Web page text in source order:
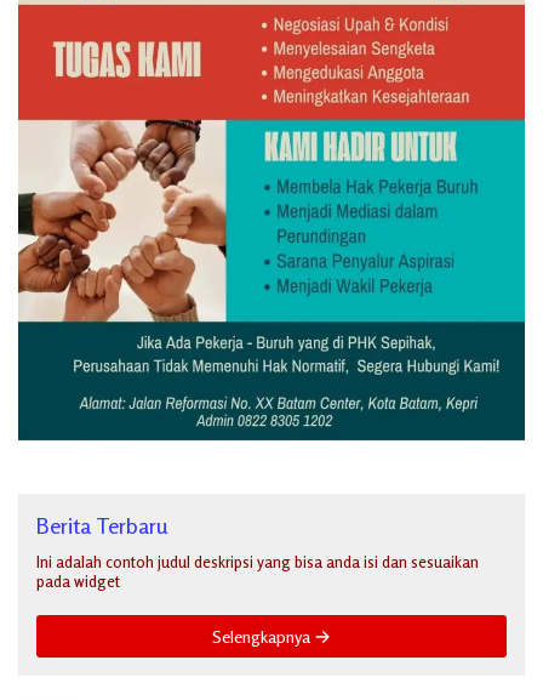
Berita Terbaru
Ini adalah contoh judul deskripsi yang bisa anda isi dan sesuaikan
pada widget
Selengkapnya